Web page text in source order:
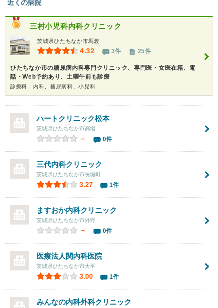
近くの病院
三村小児科内科クリニック
茨城県ひたちなか市馬渡
4.32 3件 25件
ひたちなか市の糖尿病内科専門クリニック、専門医・女医在籍、電
話・Web予約あり、土曜午前も診療
診療科：内科、糖尿病科、小児科
ハートクリニック松本
茨城県ひたちなか市高場
－ 0件
三代内科クリニック
茨城県ひたちなか市長堀町
3.27 1件
ますおか内科クリニック
茨城県ひたちなか市外野
－ 0件
医療法人 関内科医院
茨城県ひたちなか市大平
3.00 1件
みんなの内科外科クリニック